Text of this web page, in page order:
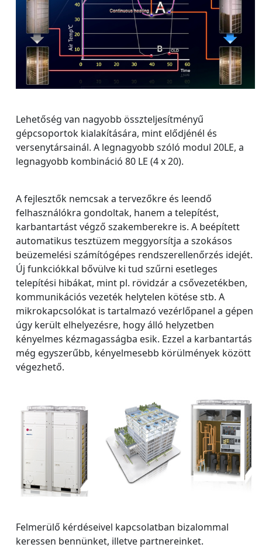
Lehetőség van nagyobb összteljesítményű
gépcsoportok kialakítására, mint elődjénél és
versenytársainál. A legnagyobb szóló modul 20LE, a
legnagyobb kombináció 80 LE (4 x 20).
A fejlesztők nemcsak a tervezőkre és leendő
felhasználókra gondoltak, hanem a telepítést,
karbantartást végző szakemberekre is. A beépített
automatikus tesztüzem meggyorsítja a szokásos
beüzemelési számítógépes rendszerellenőrzés idejét.
Új funkciókkal bővülve ki tud szűrni esetleges
telepítési hibákat, mint pl. rövidzár a csővezetékben,
kommunikációs vezeték helytelen kötése stb. A
mikrokapcsolókat is tartalmazó vezérlőpanel a gépen
úgy került elhelyezésre, hogy álló helyzetben
kényelmes kézmagasságba esik. Ezzel a karbantartás
még egyszerűbb, kényelmesebb körülmények között
végezhető.
Felmerülő kérdéseivel kapcsolatban bizalommal
keressen bennünket, illetve partnereinket.